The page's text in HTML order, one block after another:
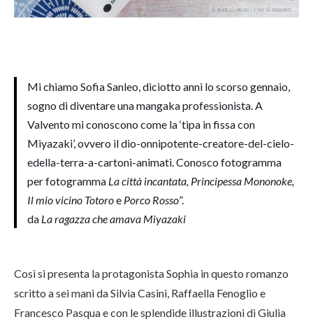
Mi chiamo Sofia Sanleo, diciotto anni lo scorso gennaio,
sogno di diventare una mangaka professionista. A
Valvento mi conoscono come la ‘tipa in fissa con
Miyazaki’, ovvero il dio-onnipotente-creatore-del-cielo-
edella-terra-a-cartoni-animati. Conosco fotogramma
per fotogramma La città incantata, Principessa Mononoke,
Il mio vicino Totoroe Porco Rosso”.
da La ragazza che amava Miyazaki
Così si presenta la protagonista Sophia in questo romanzo
scritto a sei mani da Silvia Casini, Raffaella Fenoglio e
Francesco Pasqua e con le splendide illustrazioni di Giulia